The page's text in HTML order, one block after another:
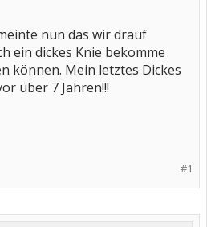
nun das wir drauf
ein dickes Knie bekomme
können. Mein letztes Dickes
über 7 Jahren!!!
#1